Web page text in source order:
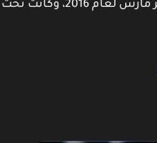
المهمة الفنية، وكانت آخر مرة عانى منها الفريق من تلك السلسلة كانت في شهر مارس لعام 2016، وكانت تحت